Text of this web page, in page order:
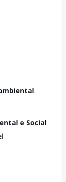
e Social